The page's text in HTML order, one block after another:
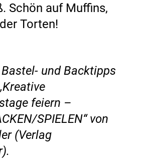
Schön auf Muffins,
Torten!
und Backtipps
feiern –
SPIELEN“ von
(Verlag